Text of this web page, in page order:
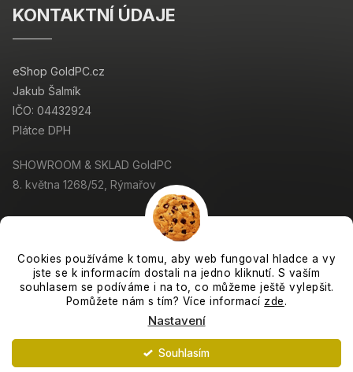
Cookies používáme k tomu, aby web fungoval hladce a vy
jste se k informacím dostali na jedno kliknutí. S vaším
souhlasem se podíváme i na to, co můžeme ještě vylepšit.
Pomůžete nám s tím? Více informací zde.
Nastavení
Souhlasím
Expedujeme každý pracovní den. :-)
KONTAKTNÍ ÚDAJE
eShop GoldPC.cz
Jakub Šalmík
IČO: 04432924
Plátce DPH
SHOWROOM & SKLAD GoldPC
8. května 1268/52, Rýmařov
Vytvořil Shoptet
Copyright 2026GoldPC.cz . Všechna práva vyhrazena.
Grafický návrh vytvořil a nakódovalShoptak.cz